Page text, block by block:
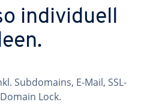
individuell
Subdomains, E-Mail, SSL-
Lock.